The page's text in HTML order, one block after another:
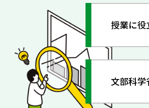
授業に役
文部科学